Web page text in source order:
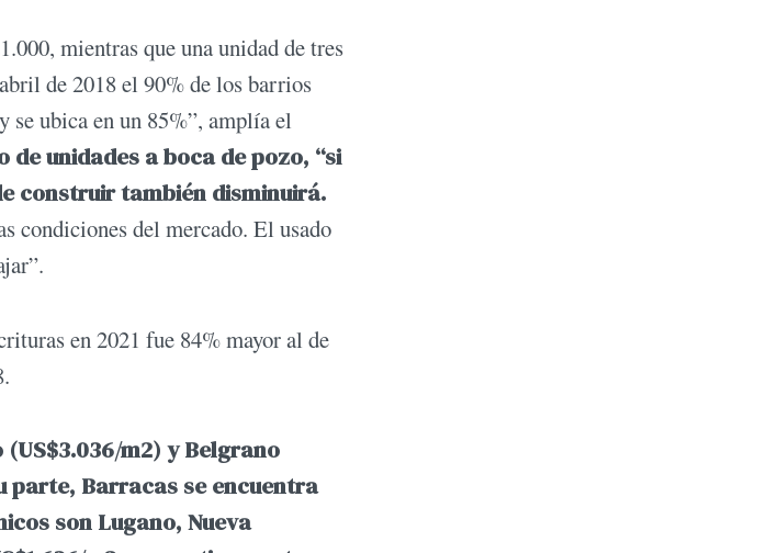
mientras que una unidad de tres
de 2018 el 90% de los barrios
se ubica en un 85%”, amplía el
de unidades a boca de pozo, “si
construir también disminuirá.
condiciones del mercado. El usado
en 2021 fue 84% mayor al de
m2) y Belgrano
parte, Barracas se encuentra
son Lugano, Nueva